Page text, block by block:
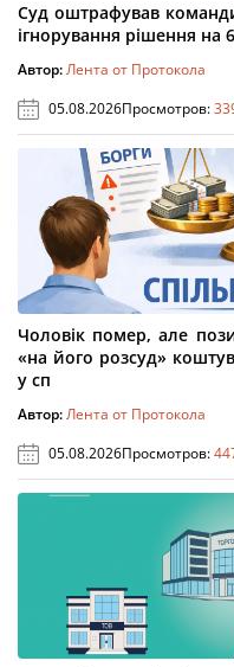
Суд оштрафував
ігнорування рішення на
Автор:Лента от Протокола
05.08.2026Просмотров:
Чоловік помер, але
«на його розсуд»
у сп
Автор:Лента от Протокола
05.08.2026Просмотров: